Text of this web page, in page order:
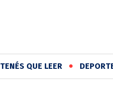
TENÉS QUE LEER